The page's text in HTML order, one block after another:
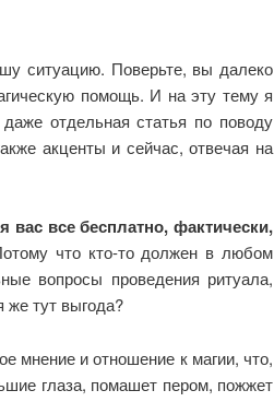
ситуацию. Поверьте, вы далеко
помощь. И на эту тему я
отдельная статья по поводу
акценты и сейчас, отвечая на
вас все бесплатно, фактически,
что кто-то должен в любом
вопросы проведения ритуала,
же тут выгода?
мнение и отношение к магии, что,
глаза, помашет пером, пожжет